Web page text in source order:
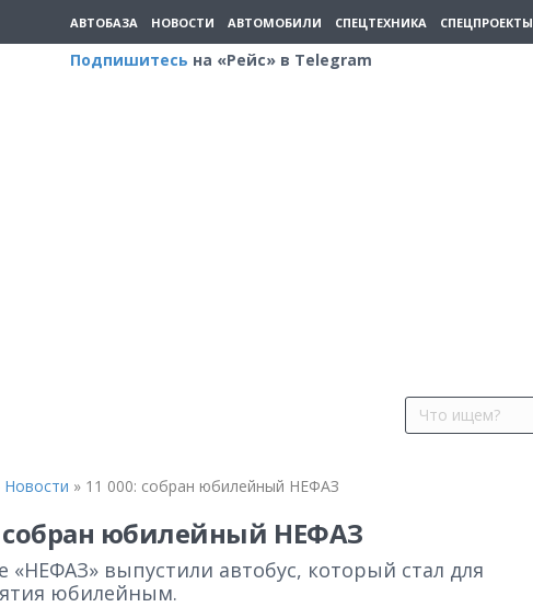
АВТОБАЗА НОВОСТИ АВТОМОБИЛИ СПЕЦТЕХНИКА СПЕЦПРОЕКТЫ
Подпишитесь на «Рейс» в Telegram
Новости » 11 000: собран юбилейный НЕФАЗ
собран юбилейный НЕФАЗ
«НЕФАЗ» выпустили автобус, который стал для
юбилейным.